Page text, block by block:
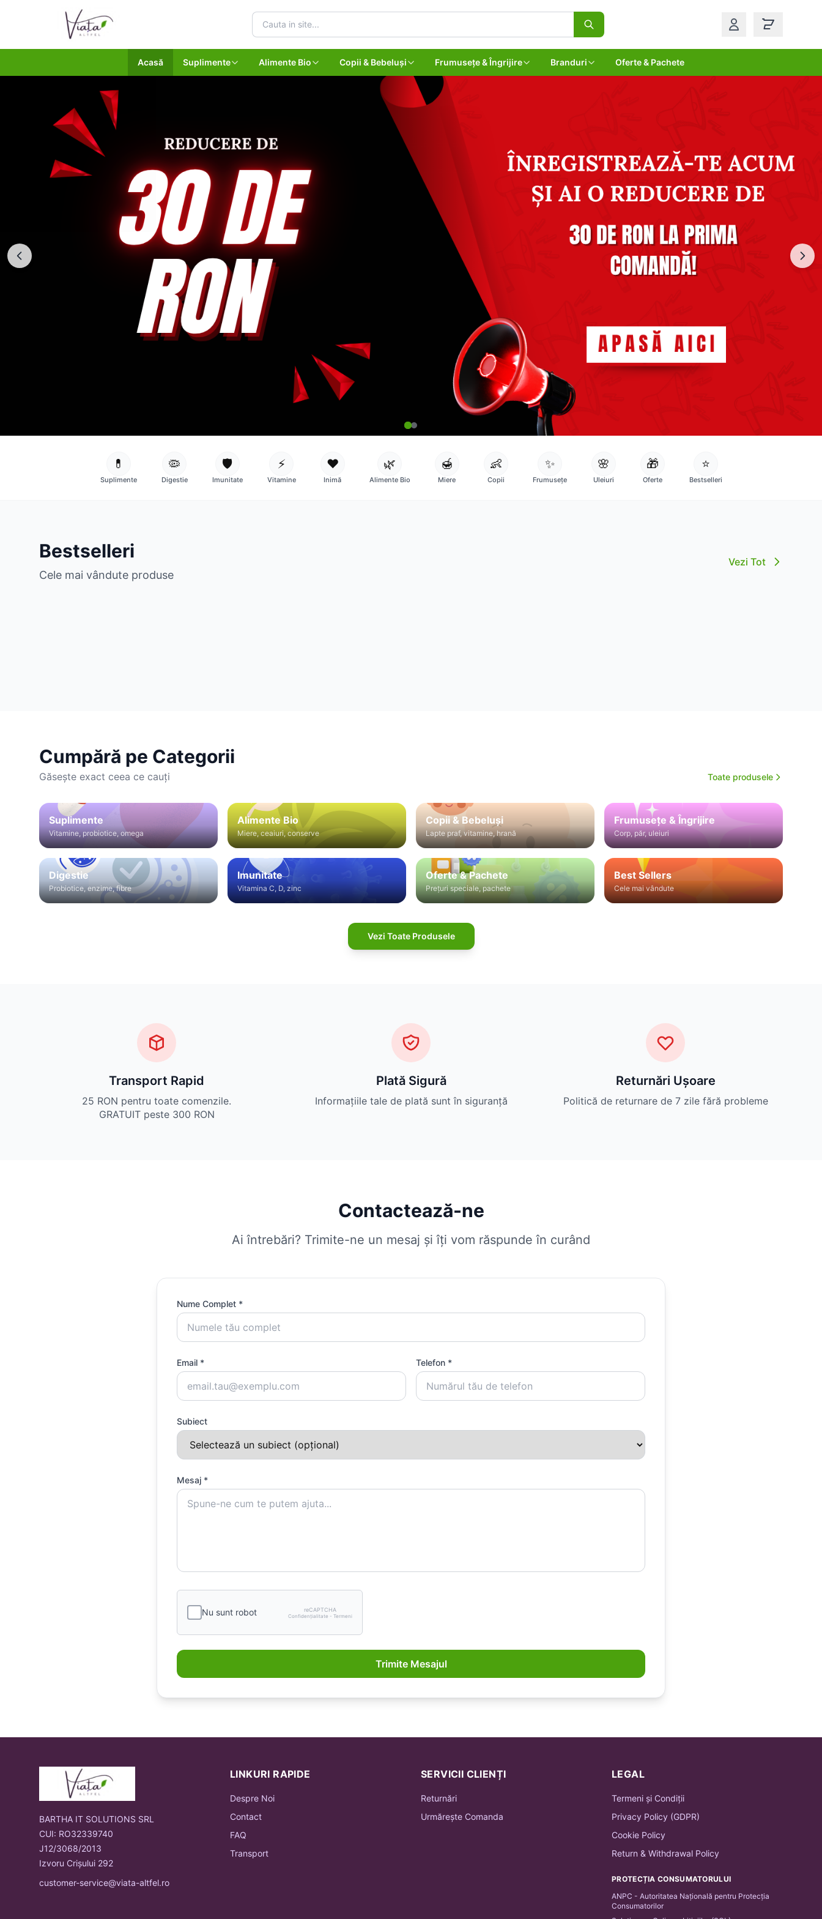
Acasă Suplimente Alimente Bio Copii & Bebeluși Frumusețe & Îngrijire Branduri Oferte & Pachete
💊
Suplimente
🦠
Digestie
🛡️
Imunitate
⚡
Vitamine
❤️
Inimă
🌿
Alimente Bio
🍯
Miere
👶
Copii
✨
Frumusețe
🌸
Uleiuri
🎁
Oferte
⭐
Bestselleri
Bestselleri
Cele mai vândute produse
Vezi Tot
Cumpără pe Categorii
Găsește exact ceea ce cauți Toate produsele
Suplimente
Vitamine, probiotice, omega
Alimente Bio
Miere, ceaiuri, conserve
Copii & Bebeluși
Lapte praf, vitamine, hrană
Frumusețe & Îngrijire
Corp, păr, uleiuri
Digestie
Probiotice, enzime, fibre
Imunitate
Vitamina C, D, zinc
Oferte & Pachete
Prețuri speciale, pachete
Best Sellers
Cele mai vândute
Vezi Toate Produsele
Transport Rapid
25 RON pentru toate comenzile.
GRATUIT peste 300 RON
Plată Sigură
Informațiile tale de plată sunt în siguranță
Returnări Ușoare
Politică de returnare de 7 zile fără probleme
Contactează-ne
Ai întrebări? Trimite-ne un mesaj și îți vom răspunde în curând
Nume Complet *
Email * Telefon *
Subiect
Mesaj *
Nu sunt robot reCAPTCHA
Confidențialitate - Termeni
Trimite Mesajul
BARTHA IT SOLUTIONS SRL
CUI: RO32339740
J12/3068/2013
Izvoru Crișului 292
customer-service@viata-altfel.ro
LINKURI RAPIDE
Despre Noi
Contact
FAQ
Transport
SERVICII CLIENȚI
Returnări
Urmărește Comanda
LEGAL
Termeni și Condiții
Privacy Policy (GDPR)
Cookie Policy
Return & Withdrawal Policy
PROTECȚIA CONSUMATORULUI
ANPC - Autoritatea Națională pentru Protecția
Consumatorilor